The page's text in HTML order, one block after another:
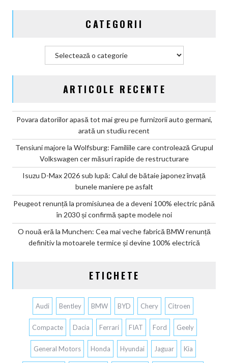
modele
CATEGORII
ARTICOLE RECENTE
Povara datoriilor apasă tot mai greu pe furnizorii auto germani,
arată un studiu recent
Tensiuni majore la Wolfsburg: Familiile care controlează Grupul
Volkswagen cer măsuri rapide de restructurare
Isuzu D-Max 2026 sub lupă: Calul de bătaie japonez învață
bunele maniere pe asfalt
Peugeot renunță la promisiunea de a deveni 100% electric până
în 2030 și confirmă șapte modele noi
O nouă eră la Munchen: Cea mai veche fabrică BMW renunță
definitiv la motoarele termice și devine 100% electrică
ETICHETE
Audi Bentley BMW BYD Chery Citroen
Compacte Dacia Ferrari FIAT Ford Geely
General Motors Honda Hyundai Jaguar Kia